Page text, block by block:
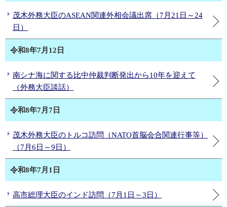
茂木外務大臣のASEAN関連外相会議出席（7月21日～24
日）
令和8年7月12日
南シナ海に関する比中仲裁判断発出から10年を迎えて
（外務大臣談話）
令和8年7月7日
茂木外務大臣のトルコ訪問（NATO首脳会合関連行事等）
（7月6日～9日）
令和8年7月1日
高市総理大臣のインド訪問（7月1日～3日）